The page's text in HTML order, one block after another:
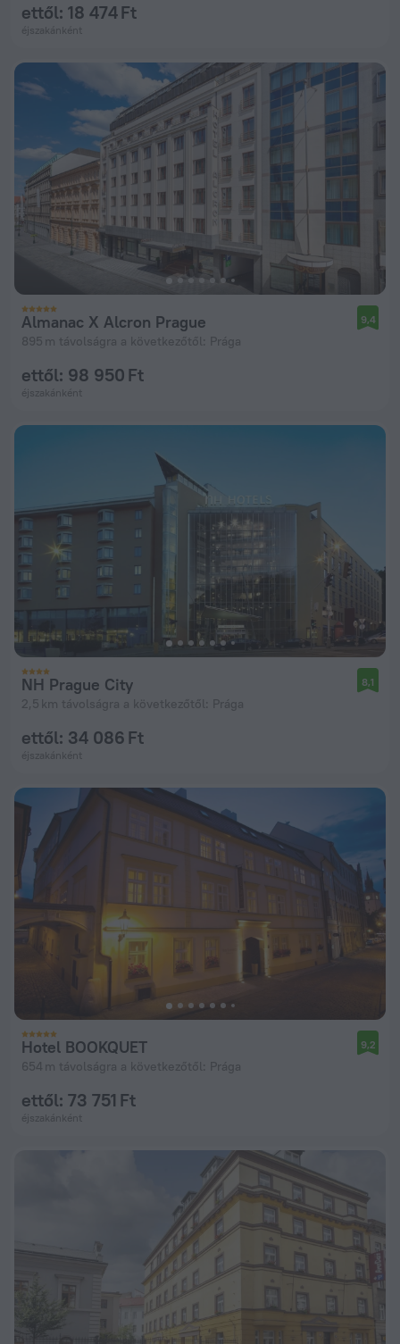
ettől: 18 474 Ft
éjszakánként
Almanac X Alcron Prague
895 m távolságra a következőtől: Prága
9,4
ettől: 98 950 Ft
éjszakánként
NH Prague City
2,5 km távolságra a következőtől: Prága
8,1
ettől: 34 086 Ft
éjszakánként
Hotel BOOKQUET
654 m távolságra a következőtől: Prága
9,2
ettől: 73 751 Ft
éjszakánként